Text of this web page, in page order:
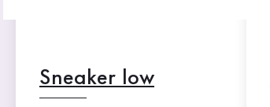
Sneaker low